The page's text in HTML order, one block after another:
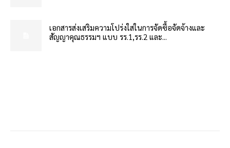
เอกสารส่งเสริมความโปร่งใสในการจัดซื้อจัดจ้างและ
สัญญาคุณธรรมฯ แบบ รร.1,รร.2 และ...